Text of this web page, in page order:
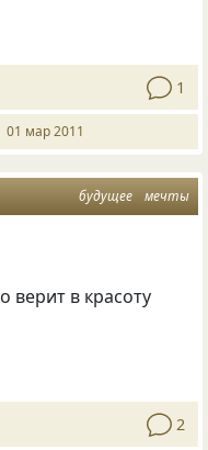
1
01 мар 2011
будущее мечты
верит в красоту
2